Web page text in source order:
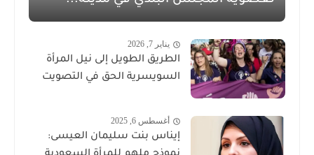
يناير 7, 2026
الطريق الطويل إلى نيل المرأة
السويسرية الحق في التصويت
أغسطس 6, 2025
إيناس بنت سليمان العيسى: